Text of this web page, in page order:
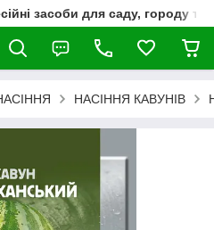
засоби для саду, городу та
НАСІННЯ КАВУНІВ